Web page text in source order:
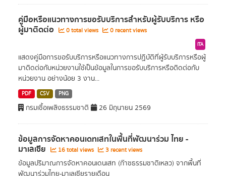
คู่มือหรือแนวทางการขอรับบริการสำหรับผู้รับบริการ หรือ
ผู้มาติดต่อ 0 total views 0 recent views
ITA
แสดงคู่มือการขอรับบริการหรือแนวทางการปฏิบัติที่ผู้รับบริการหรือผู้
มาติดต่อกับหน่วยงานใช้เป็นข้อมูลในการขอรับบริการหรือติดต่อกับ
หน่วยงาน อย่างน้อย 3 งาน...
PDF CSV PNG
กรมเชื้อเพลิงธรรมชาติ 26 มิถุนายน 2569
ข้อมูลการจัดหาคอนเดทเสทในพื้นที่พัฒนาร่วม ไทย -
มาเลเซีย 16 total views 3 recent views
ข้อมูลปริมาณการจัดหาคอนเดนเสท (ก๊าซธรรมชาติเหลว) จากพื้นที่
พัฒนาร่วมไทย-มาเลเซียรายเดือน